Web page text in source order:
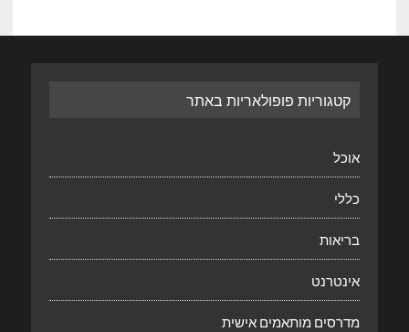
קטגוריות פופולאריות באתר
אוכל
כללי
בריאות
אינטרנט
מדרסים מותאמים אישית